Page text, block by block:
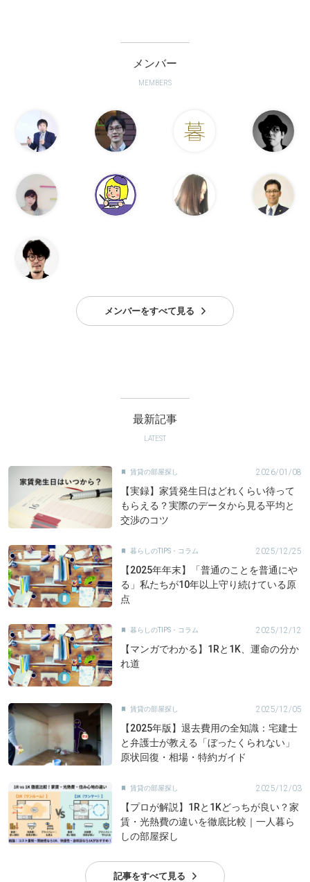
メンバー
MEMBERS
メンバーをすべて見る
最新記事
LATEST
賃貸の部屋探し 2026/01/08
【実録】家賃発生日はどれくらい待って
もらえる？実際のデータから見る平均と
交渉のコツ
暮らしのTIPS・コラム 2025/12/25
【2025年年末】「普通のことを普通にや
る」私たちが10年以上守り続けている原
点
暮らしのTIPS・コラム 2025/12/12
【マンガでわかる】1Rと1K、運命の分か
れ道
賃貸の部屋探し 2025/12/05
【2025年版】退去費用の全知識：宅建士
と弁護士が教える「ぼったくられない」
原状回復・相場・特約ガイド
賃貸の部屋探し 2025/12/03
【プロが解説】1Rと1Kどっちが良い？家
賃・光熱費の違いを徹底比較｜一人暮ら
しの部屋探し
記事をすべて見る